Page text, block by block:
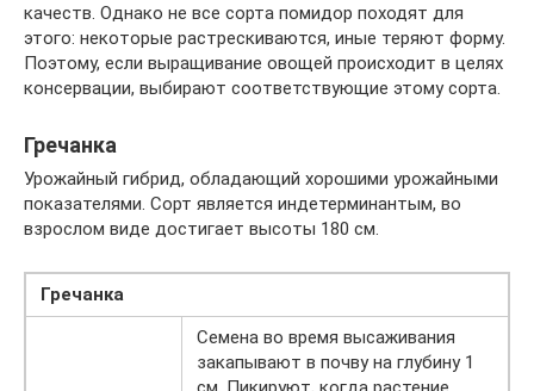
качеств. Однако не все сорта помидор походят для
этого: некоторые растрескиваются, иные теряют форму.
Поэтому, если выращивание овощей происходит в целях
консервации, выбирают соответствующие этому сорта.
Гречанка
Урожайный гибрид, обладающий хорошими урожайными
показателями. Сорт является индетерминантым, во
взрослом виде достигает высоты 180 см.
Гречанка
Семена во время высаживания
закапывают в почву на глубину 1